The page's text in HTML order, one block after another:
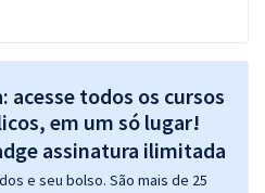
todos os cursos
em um só lugar!
e seu bolso. São mais de 25